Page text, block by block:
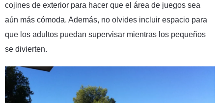
cojines de exterior para hacer que el área de juegos sea
aún más cómoda. Además, no olvides incluir espacio para
que los adultos puedan supervisar mientras los pequeños
se divierten.